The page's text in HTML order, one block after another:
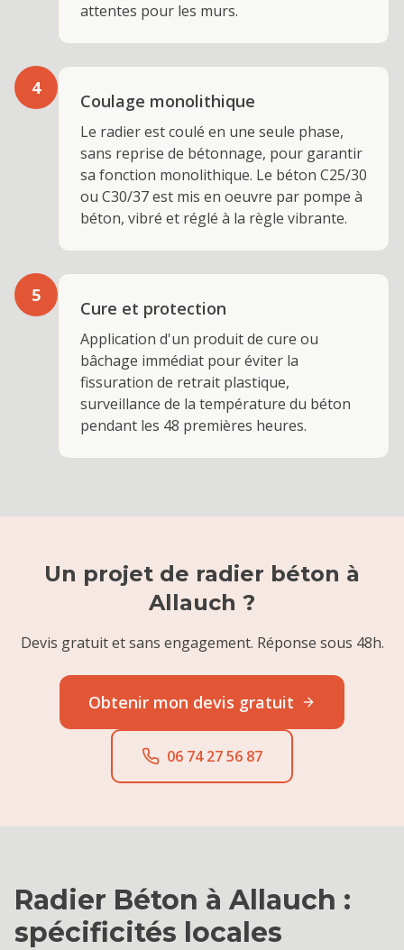
attentes pour les murs.
4
Coulage monolithique
Le radier est coulé en une seule phase,
sans reprise de bétonnage, pour garantir
sa fonction monolithique. Le béton C25/30
ou C30/37 est mis en oeuvre par pompe à
béton, vibré et réglé à la règle vibrante.
5
Cure et protection
Application d'un produit de cure ou
bâchage immédiat pour éviter la
fissuration de retrait plastique,
surveillance de la température du béton
pendant les 48 premières heures.
Un projet de radier béton à
Allauch ?
Devis gratuit et sans engagement. Réponse sous 48h.
Obtenir mon devis gratuit
06 74 27 56 87
Radier Béton à Allauch :
spécificités locales